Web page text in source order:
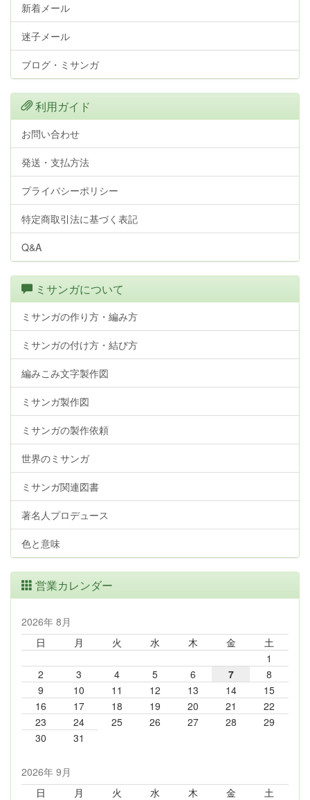
新着メール
迷子メール
ブログ・ミサンガ
利用ガイド
お問い合わせ
発送・支払方法
プライバシーポリシー
特定商取引法に基づく表記
Q&A
ミサンガについて
ミサンガの作り方・編み方
ミサンガの付け方・結び方
編みこみ文字製作図
ミサンガ製作図
ミサンガの製作依頼
世界のミサンガ
ミサンガ関連図書
著名人プロデュース
色と意味
営業カレンダー
2026年 8月
日
月 火 水 木 金
土
1
2
3 4 5 6 7
8
9
10 11 12 13 14
15
16
17 18 19 20 21
22
23
24 25 26 27 28
29
30
31
2026年 9月
日
月 火 水 木 金 土